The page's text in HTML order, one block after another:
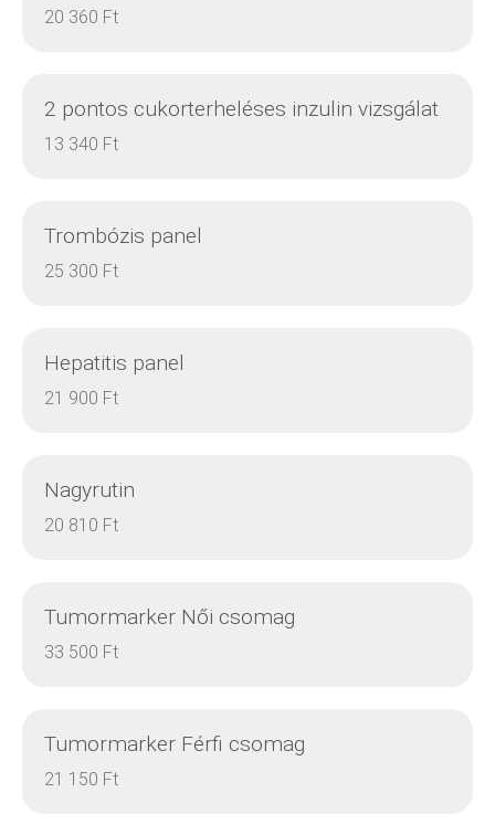
20 360 Ft
2 pontos cukorterheléses inzulin vizsgálat
13 340 Ft
Trombózis panel
25 300 Ft
Hepatitis panel
21 900 Ft
Nagyrutin
20 810 Ft
Tumormarker Női csomag
33 500 Ft
Tumormarker Férfi csomag
21 150 Ft